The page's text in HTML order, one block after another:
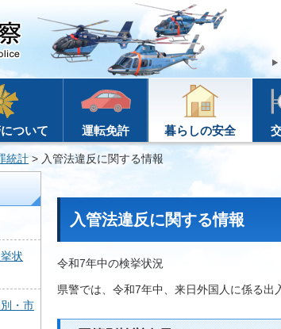
ついて 運転免許 暮らしの安全
統計 > 入管法違反に関する情報
状
・市
入管法違反に関する情報
令和7年中の検挙状況
県警では、令和7年中、来日外国人に係る出